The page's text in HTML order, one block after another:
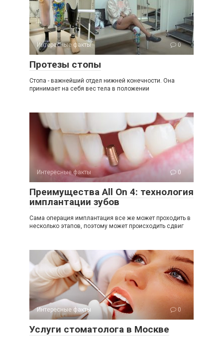
Интересные факты 0
Протезы стопы
Стопа - важнейший отдел нижней конечности. Она
принимает на себя вес тела в положении
Интересные факты 0
Преимущества All On 4: технология
имплантации зубов
Сама операция имплантация все же может проходить в
несколько этапов, поэтому может происходить сдвиг
Интересные факты 0
Услуги стоматолога в Москве